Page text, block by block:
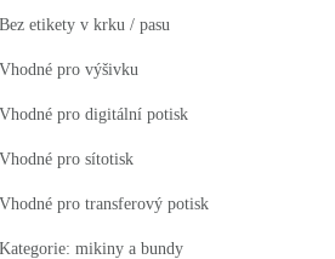
Bez etikety v krku / pasu
Vhodné pro výšivku
Vhodné pro digitální potisk
Vhodné pro sítotisk
Vhodné pro transferový potisk
Kategorie: mikiny a bundy